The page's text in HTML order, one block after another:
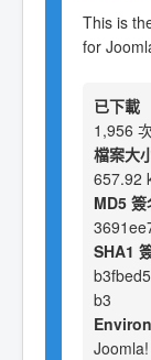
This is
for
已下載
1,956 次
檔案大
657.92
MD5 簽
SHA1
b3